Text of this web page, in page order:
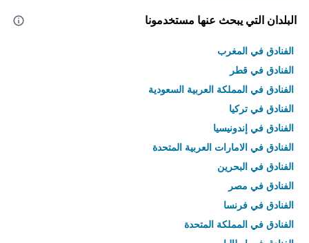
البلدان التي يبحث عنها مستخدمونا
الفنادق في المغرب
الفنادق في قطر
الفنادق في المملكة العربية السعودية
الفنادق في تركيا
الفنادق في إندونيسيا
الفنادق في الامارات العربية المتحدة
الفنادق في البحرين
الفنادق في مصر
الفنادق في فرنسا
الفنادق في المملكة المتحدة